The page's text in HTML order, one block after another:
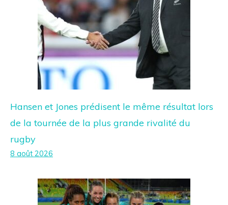
Hansen et Jones prédisent le même résultat lors
de la tournée de la plus grande rivalité du
rugby
8 août 2026